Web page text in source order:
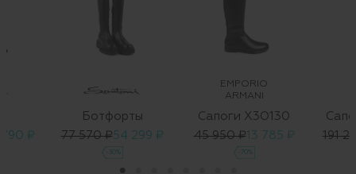
₽
Ботфорты
77 570 ₽ 54 299 ₽
-30%
EMPORIO
ARMANI
Сапоги X3O130
45 950 ₽13 785 ₽
-70%
191